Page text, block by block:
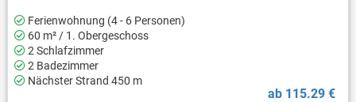
Ferienwohnung (4 - 6 Personen)
60 m² / 1. Obergeschoss
2 Schlafzimmer
2 Badezimmer
Nächster Strand 450 m
ab 115.29 €